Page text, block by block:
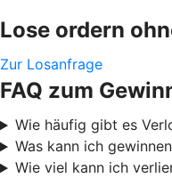
Lose ordern
Zur Losanfrage
FAQ zum
Wie häufig gibt es
Was kann ich
Wie viel kann ich